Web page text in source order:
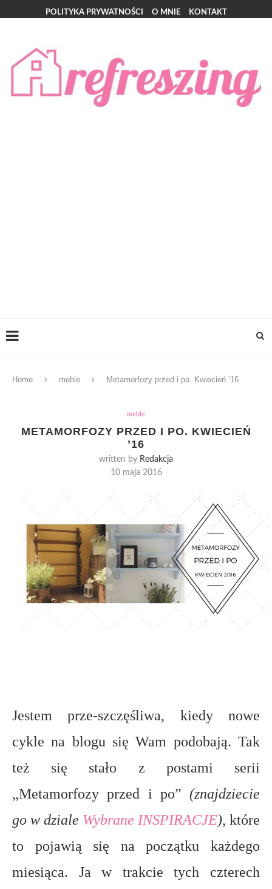
POLITYKA PRYWATNOŚCI O MNIE KONTAKT
Home meble Metamorfozy przed i po. Kwiecień ’16
meble
METAMORFOZY PRZED I PO. KWIECIEŃ
’16
written by Redakcja
10 maja 2016
Jestem prze-szczęśliwa, kiedy nowe
cykle na blogu się Wam podobają. Tak
też się stało z postami serii
„Metamorfozy przed i po” (znajdziecie
go w dziale Wybrane INSPIRACJE), które
to pojawią się na początku każdego
miesiąca. Ja w trakcie tych czterech